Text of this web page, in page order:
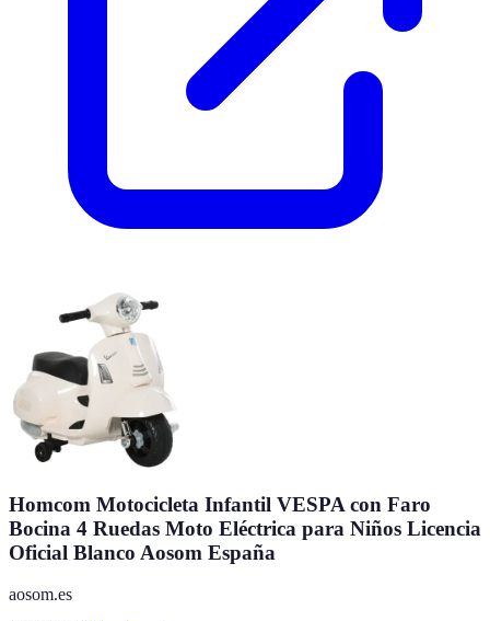
Homcom Motocicleta Infantil VESPA con Faro
Bocina 4 Ruedas Moto Eléctrica para Niños Licencia
Oficial Blanco Aosom España
aosom.es